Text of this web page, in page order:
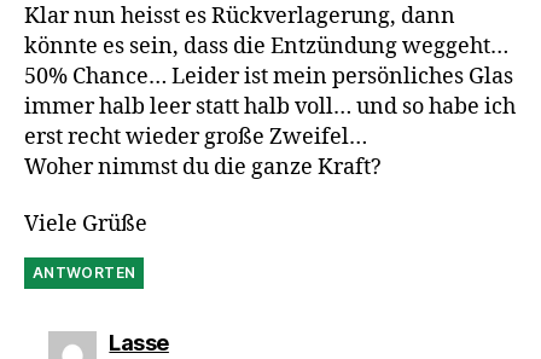
Klar nun heisst es Rückverlagerung, dann
könnte es sein, dass die Entzündung weggeht…
50% Chance… Leider ist mein persönliches Glas
immer halb leer statt halb voll… und so habe ich
erst recht wieder große Zweifel…
Woher nimmst du die ganze Kraft?
Viele Grüße
ANTWORTEN
Lassesagt: